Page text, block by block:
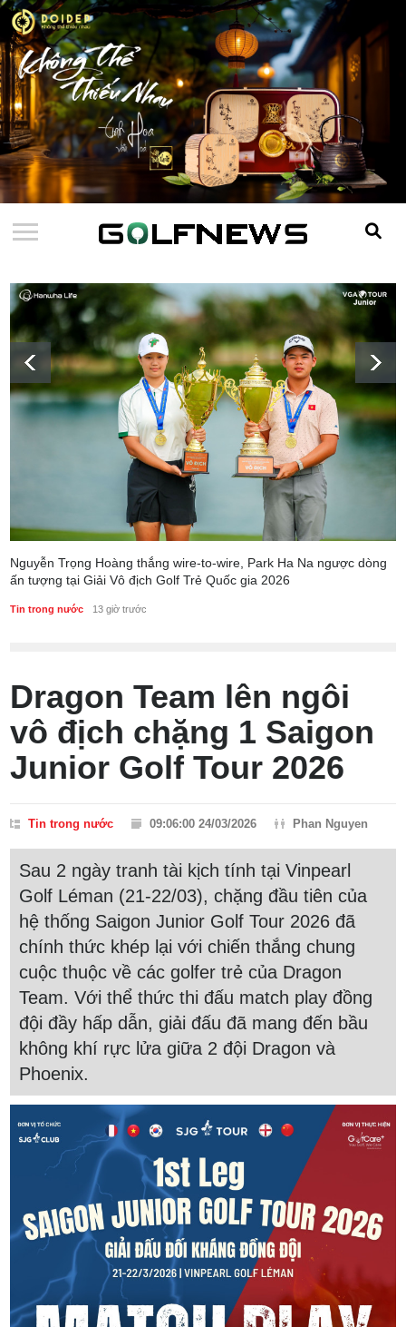
Nguyễn Trọng Hoàng thắng wire-to-wire, Park Ha Na ngược dòng
ấn tượng tại Giải Vô địch Golf Trẻ Quốc gia 2026
Tin trong nước 13 giờ trước
Dragon Team lên ngôi
vô địch chặng 1 Saigon
Junior Golf Tour 2026
Tin trong nước 09:06:00 24/03/2026 Phan Nguyen
Sau 2 ngày tranh tài kịch tính tại Vinpearl
Golf Léman (21-22/03), chặng đầu tiên của
hệ thống Saigon Junior Golf Tour 2026 đã
chính thức khép lại với chiến thắng chung
cuộc thuộc về các golfer trẻ của Dragon
Team. Với thể thức thi đấu match play đồng
đội đầy hấp dẫn, giải đấu đã mang đến bầu
không khí rực lửa giữa 2 đội Dragon và
Phoenix.